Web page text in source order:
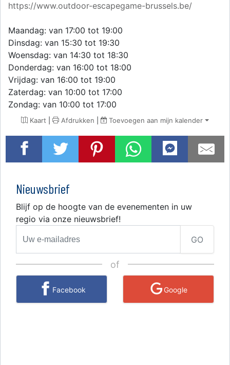
https://www.outdoor-escapegame-brussels.be/
Maandag: van 17:00 tot 19:00
Dinsdag: van 15:30 tot 19:30
Woensdag: van 14:30 tot 18:30
Donderdag: van 16:00 tot 18:00
Vrijdag: van 16:00 tot 19:00
Zaterdag: van 10:00 tot 17:00
Zondag: van 10:00 tot 17:00
Kaart | Afdrukken | Toevoegen aan mijn kalender
Nieuwsbrief
Blijf op de hoogte van de evenementen in uw
regio via onze nieuwsbrief!
GO
of
Facebook Google